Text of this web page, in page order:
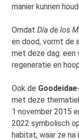
manier kunnen
Omdat Día de los
en dood, vormt de
met deze dag:
regeneratie en
Ook de Goodeidae
met deze
1 november 2015
2022 symbolisch
habitat, waar ze